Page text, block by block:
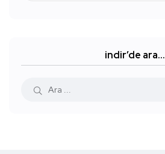
indir’de ara…